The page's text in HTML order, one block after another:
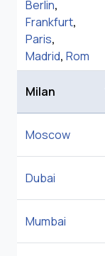
Berlin,
Frankfurt,
Paris,
Madrid, Rom
Milan
Moscow
Dubai
Mumbai